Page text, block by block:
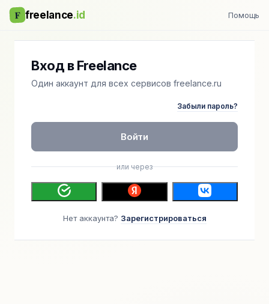
F freelance.id Помощь
Вход в Freelance
Один аккаунт для всех сервисов freelance.ru
Забыли пароль?
Войти
или через
Нет аккаунта? Зарегистрироваться